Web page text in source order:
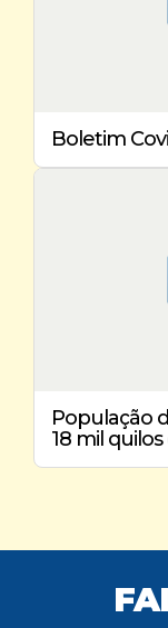
Boletim
População
18 mil